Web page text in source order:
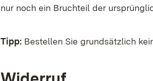
nur noch ein Bruchteil der
Tipp: Bestellen Sie grundsätzlich